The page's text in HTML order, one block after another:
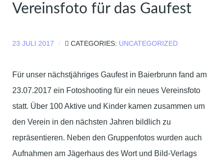
Vereinsfoto für das Gaufest
23 JULI 2017 CATEGORIES: UNCATEGORIZED
Für unser nächstjähriges Gaufest in Baierbrunn fand am
23.07.2017 ein Fotoshooting für ein neues Vereinsfoto
statt. Über 100 Aktive und Kinder kamen zusammen um
den Verein in den nächsten Jahren bildlich zu
repräsentieren. Neben den Gruppenfotos wurden auch
Aufnahmen am Jägerhaus des Wort und Bild-Verlags